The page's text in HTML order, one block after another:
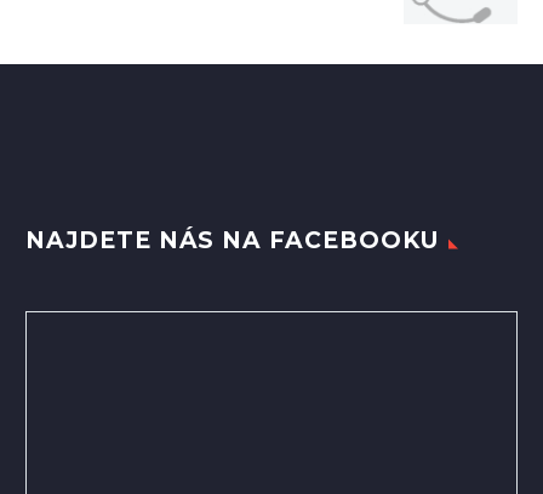
NAJDETE NÁS NA FACEBOOKU